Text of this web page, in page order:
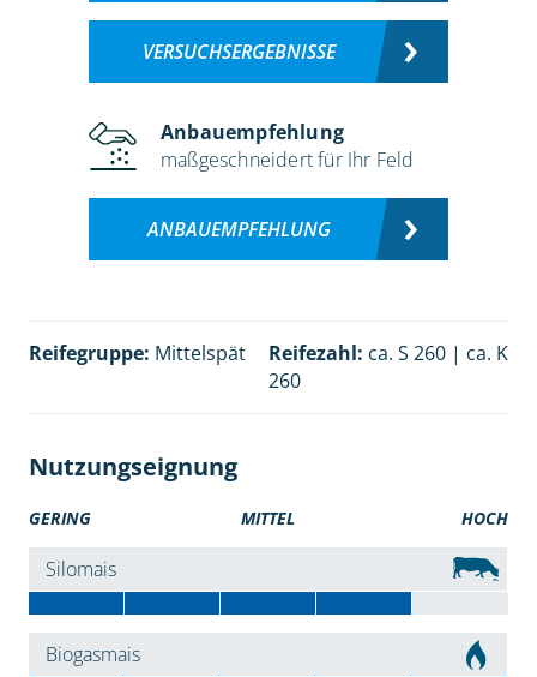
VERSUCHSERGEBNISSE
Anbauempfehlung
maßgeschneidert für Ihr Feld
ANBAUEMPFEHLUNG
Reifegruppe: Mittelspät Reifezahl: ca. S 260 | ca. K
260
Nutzungseignung
GERING MITTEL HOCH
Silomais
Biogasmais